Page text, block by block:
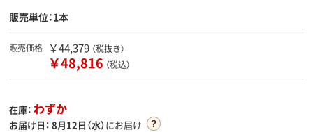
販売単位：1本
販売価格 ￥44,379 （税抜き）
￥48,816 （税込）
在庫： わずか
お届け日： 8月12日（水）にお届け